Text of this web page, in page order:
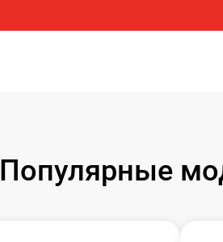
Популярные